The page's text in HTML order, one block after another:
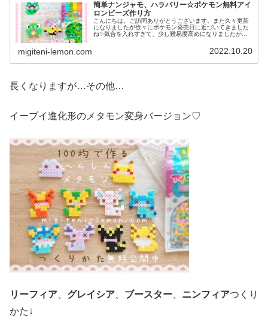
簡単ナンジャモ、ハラバリー☆ポケモン無料アイ
ロンビーズ作り方
こんにちは。ご訪問ありがとうございます。また久々更新
になりましたが徐々にポケモン発売日に近づいてきました
ね✨気合を入れすぎて、少し難易度高めになりましたがぜ
migiteni-lemon.com 2022.10.20
長くなりますが…その他…
イーブイ進化形のメタモン変身バージョン♡
リーフィア グレイシア ブースター ニンフィアつくり
かた↓